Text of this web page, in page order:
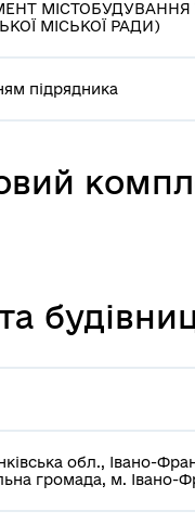
МІСТОБУДУВАННЯ
МІСЬКОЇ РАДИ)
підрядника
обл., Івано-
громада, м. Івано-